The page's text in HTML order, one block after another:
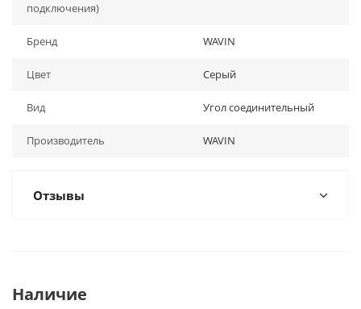
подключения)
Бренд WAVIN
Цвет Серый
Вид Угол соединительный
Производитель WAVIN
Отзывы
Наличие